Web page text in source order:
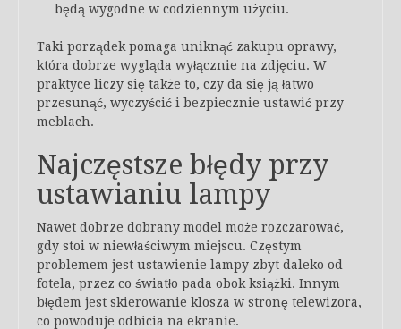
będą wygodne w codziennym użyciu.
Taki porządek pomaga uniknąć zakupu oprawy,
która dobrze wygląda wyłącznie na zdjęciu. W
praktyce liczy się także to, czy da się ją łatwo
przesunąć, wyczyścić i bezpiecznie ustawić przy
meblach.
Najczęstsze błędy przy
ustawianiu lampy
Nawet dobrze dobrany model może rozczarować,
gdy stoi w niewłaściwym miejscu. Częstym
problemem jest ustawienie lampy zbyt daleko od
fotela, przez co światło pada obok książki. Innym
błędem jest skierowanie klosza w stronę telewizora,
co powoduje odbicia na ekranie.